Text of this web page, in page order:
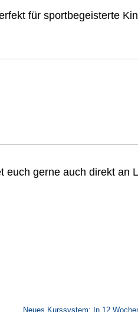
für sportbegeisterte
gerne auch direkt an
Neues Kurssystem: In 12